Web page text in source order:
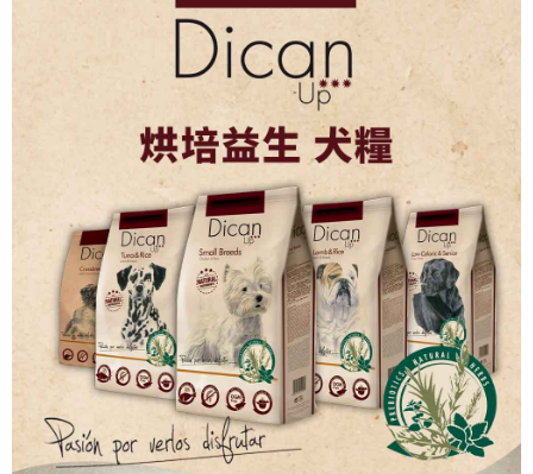
※ 請注意：結帳手續完成當下不需立刻繳費，但若您需要取消訂單，請聯絡
購買商品的店家。未經商家同意取消之訂單仍視為有效，需透過AFTEE先享
※ 交易是否成功請以「AFTEE先享後付 」之結帳頁面顯示為準，若有關於
是否繳費成功／繳費後需取消欲退款等相關疑問，請聯繫「AFTEE先享後付
https://netprotections.freshdesk.com/support/home
１．透過由恩沛科技股份有限公司提供之「AFTEE先享後付」服務完成之交
易，需依本服務之必要範圍內提供個人資料，並將交易相關給付款項請求債
權轉讓予恩沛科技股份有限公司。
２．關於個人資料處理事宜，請瀏覽以下網址：
https://aftee.tw/terms/#terms3
３．未成年的使用者請事先徵得法定代理人或監護人之同意方可使用
「AFTEE先享後付」，若未經同意申辦者引起之損失，本公司不負相關責
４．使用「AFTEE先享後付」時，將依據個別帳號之用戶狀況，依本公司即
時審查核予不同之上限額度；若仍有額度不足之情形，本公司將視審查結果
請求用戶進行身份認證。
５．嚴禁一人註冊多個帳號或使用他人資訊註冊。若發現惡意使用之情形，
恩沛科技股份有限公司將有權停止該用戶之使用額度並採取法律行動。